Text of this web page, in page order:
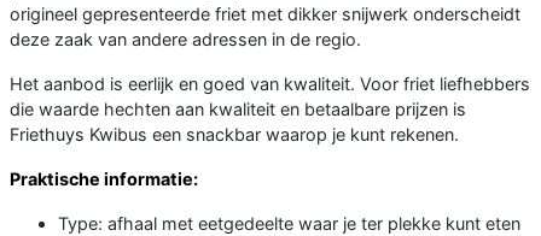
origineel gepresenteerde friet met dikker snijwerk onderscheidt
deze zaak van andere adressen in de regio.
Het aanbod is eerlijk en goed van kwaliteit. Voor friet liefhebbers
die waarde hechten aan kwaliteit en betaalbare prijzen is
Friethuys Kwibus een snackbar waarop je kunt rekenen.
Praktische informatie:
Type: afhaal met eetgedeelte waar je ter plekke kunt eten